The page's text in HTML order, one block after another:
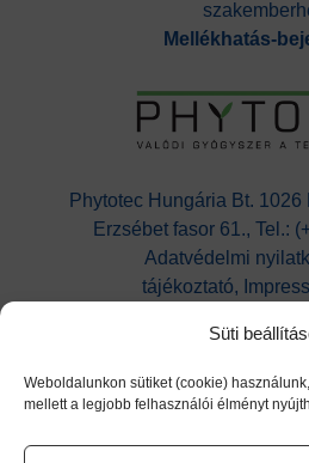
Süti
Weboldalunkon sütiket (cookie)
mellett a legjobb felhasználói élményt
Mellékhatás-
Phytotec Hungária Bt.
Erzsébet fasor 61., Tel.:
Adatvédelmi
tájékoztató,
Colpofix|
Fol
Plus|Premens|Proxelan|